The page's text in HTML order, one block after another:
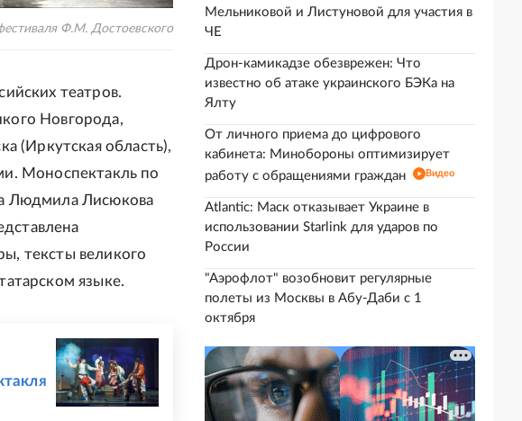
Ф.М. Достоевского
театров.
Новгорода,
(Иркутская область),
Моноспектакль по
Людмила Лисюкова
тексты великого
языке.
Мельниковой и Листуновой для участия в
ЧЕ
Дрон-камикадзе обезврежен: Что
известно об атаке украинского БЭКа на
Ялту
От личного приема до цифрового
кабинета: Минобороны оптимизирует
работу с обращениями граждан
Видео
Atlantic: Маск отказывает Украине в
использовании Starlink для ударов по
России
"Аэрофлот" возобновит регулярные
полеты из Москвы в Абу-Даби с 1
октября